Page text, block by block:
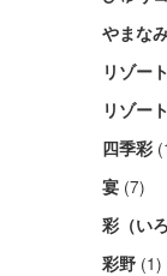
やまな
リゾー
リゾー
四季彩
宴 (7)
彩（い
彩野 (1)